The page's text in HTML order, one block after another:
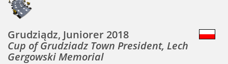
Grudziądz, Juniorer 2018
Cup of Grudziadz Town President, Lech
Gergowski Memorial